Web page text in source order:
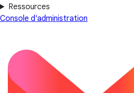
Ressources
Console d'administration